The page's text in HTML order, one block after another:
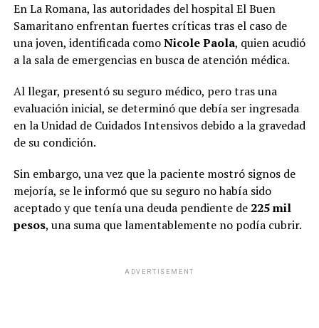
En La Romana, las autoridades del hospital El Buen
Samaritano enfrentan fuertes críticas tras el caso de
una joven, identificada comoNicolePaola, quien acudió
a la sala de emergencias en busca de atención médica.
Al llegar, presentó su seguro médico, pero tras una
evaluación inicial, se determinó que debía ser ingresada
en la Unidad de Cuidados Intensivos debido a la gravedad
de su condición.
Sin embargo, una vez que la paciente mostró signos de
mejoría, se le informó que su seguro no había sido
aceptado y que tenía una deuda pendiente de 225 mil
pesos, una suma que lamentablemente no podía cubrir.
ADVERTISEMENT